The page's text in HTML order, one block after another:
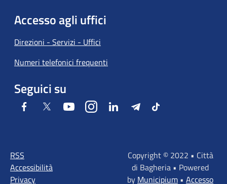
Accesso agli uffici
Direzioni - Servizi - Uffici
Numeri telefonici frequenti
Seguici su
Facebook Twitter YoutubeInstagramLinkedIn TelegramTiktok
RSS
Accessibilità
Privacy
Copyright © 2022 • Città
di Bagheria • Powered
by Municipium • Accesso